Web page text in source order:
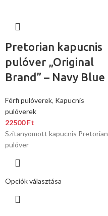
Pretorian kapucnis
pulóver „Original
Brand” – Navy Blue
Férfi pulóverek, Kapucnis
pulóverek
22500Ft
Szitanyomott kapucnis Pretorian
pulóver
Opciók választása